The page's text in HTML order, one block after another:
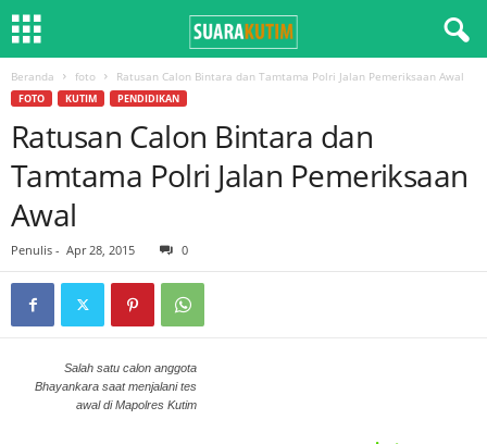
Beranda foto Ratusan Calon Bintara dan Tamtama Polri Jalan Pemeriksaan Awal
FOTO KUTIM PENDIDIKAN
Ratusan Calon Bintara dan
Tamtama Polri Jalan Pemeriksaan
Awal
Penulis - Apr 28, 2015 0
Salah satu calon anggota
Bhayankara saat menjalani tes
awal di Mapolres Kutim